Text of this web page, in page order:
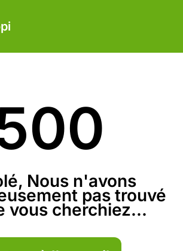
500
Nous n'avons
pas trouvé
vous cherchiez...